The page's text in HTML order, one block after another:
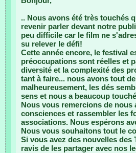
.. Nous avons été très touchés
revenir parler devant notre
peu difficile car le film ne
su relever le défi!
Cette année encore, le festival
préoccupations sont réelles et
diversité et la complexité des
tant à faire... nous avons tout
malheureusement, les dés
sens et nous a beaucoup
Nous vous remercions de
consciences et rassembler les
associations. Nous espérons
Nous vous souhaitons tout le
Si vous avez des nouvelles
ravis de les partager avec nos